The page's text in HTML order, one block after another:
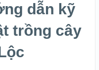
dẫn kỹ
trồng cây